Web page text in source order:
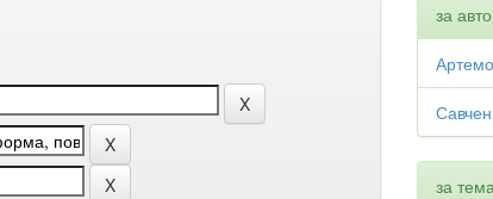
за
за